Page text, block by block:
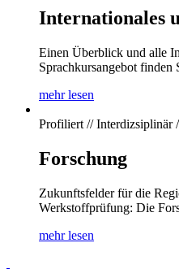
Internationales
Einen Überblick und alle
Sprachkursangebot finden
mehr lesen
Profiliert // Interdizsiplinär
Forschung
Zukunftsfelder für die
Werkstoffprüfung: Die
mehr lesen